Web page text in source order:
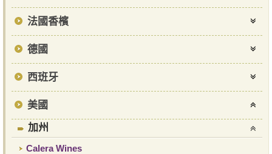
法國香檳
德國
西班牙
美國
加州
Calera Wines